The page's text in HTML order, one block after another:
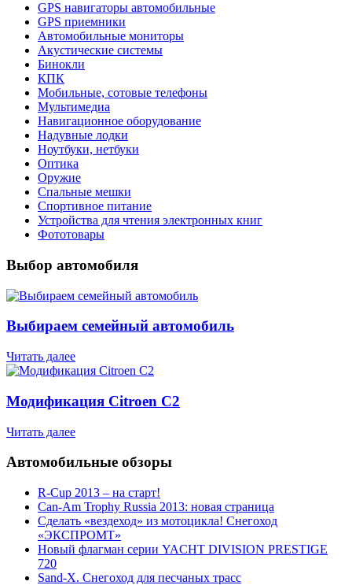
GPS навигаторы автомобильные
GPS приемники
Автомобильные мониторы
Акустические системы
Бинокли
КПК
Мобильные, сотовые телефоны
Мультимедиа
Навигационное оборудование
Надувные лодки
Ноутбуки, нетбуки
Оптика
Оружие
Спальные мешки
Спортивное питание
Устройства для чтения электронных книг
Фототовары
Выбор автомобиля
Выбираем семейный автомобиль
Читать далее
Модификация Citroen С2
Читать далее
Автомобильные обзоры
R-Cup 2013 – на старт!
Can-Am Trophy Russia 2013: новая страница
Сделать «вездеход» из мотоцикла! Снегоход
«ЭКСПРОМТ»
Новый флагман серии YACHT DIVISION PRESTIGE
720
Sand-X. Снегоход для песчаных трасс